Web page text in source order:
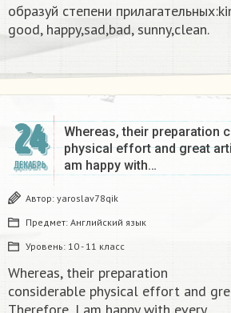
образуй степени
good, happy,sad,bad, sunny,clean.​
24
ДЕКАБРЬ
Whereas, their preparation
physical effort and great
am happy with…
Автор: yaroslav78qik
Предмет: Английский язык
Уровень: 10 - 11 класс
Whereas, their preparation
considerable physical effort and
Therefore, I am happy with every